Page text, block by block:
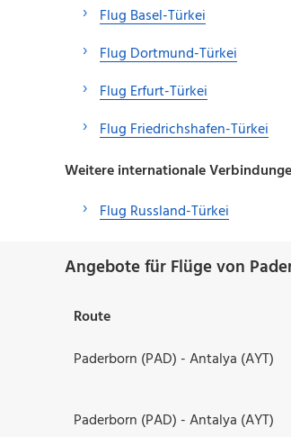
Flug Basel-Türkei
Flug Dortmund-Türkei
Flug Erfurt-Türkei
Flug Friedrichshafen-Türkei
Weitere internationale
Flug Russland-Türkei
Angebote für Flüge von
Route
Paderborn (PAD) - Antalya (AYT)
Paderborn (PAD) - Antalya (AYT)